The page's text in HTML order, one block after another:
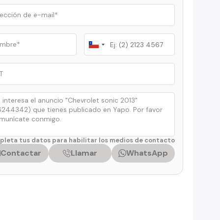
Chile
+56
tus datos para habilitar los medios de contacto
Contactar Llamar WhatsApp